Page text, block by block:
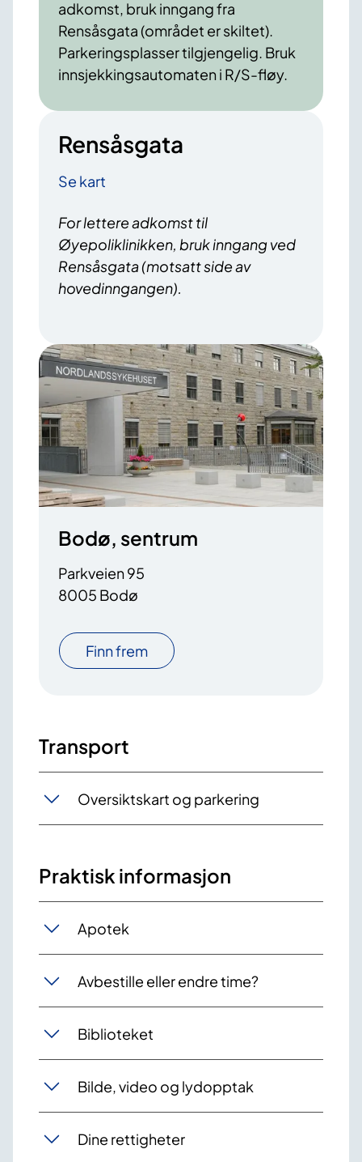
adkomst, bruk inngang fra
Rensåsgata (området er skiltet).
Parkeringsplasser tilgjengelig. Bruk
innsjekkingsautomaten i R/S-fløy.
Rensåsgata
Se kart
For lettere adkomst til
Øyepoliklinikken, bruk inngang ved
Rensåsgata (motsatt side av
hovedinngangen).
Bodø, sentrum
Parkveien 95
8005 Bodø
Finn frem
Transport
Oversiktskart og parkering
Praktisk informasjon
Apotek
Avbestille eller endre time?
Biblioteket
Bilde, video og lydopptak
Dine rettigheter